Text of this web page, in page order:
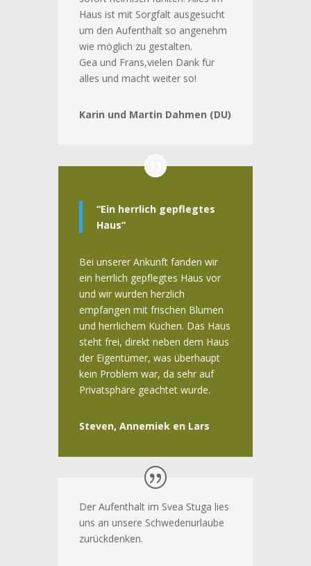
Haus ist mit Sorgfalt ausgesucht
um den Aufenthalt so angenehm
wie möglich zu gestalten.
Gea und Frans,vielen Dank für
alles und macht weiter so!
Karin und Martin Dahmen (DU)
“Ein herrlich gepflegtes
Haus”
Bei unserer Ankunft fanden wir
ein herrlich gepflegtes Haus vor
und wir wurden herzlich
empfangen mit frischen Blumen
und herrlichem Kuchen. Das Haus
steht frei, direkt neben dem Haus
der Eigentümer, was überhaupt
kein Problem war, da sehr auf
Privatsphäre geachtet wurde.
Steven, Annemiek en Lars
Der Aufenthalt im Svea Stuga lies
uns an unsere Schwedenurlaube
zurückdenken.